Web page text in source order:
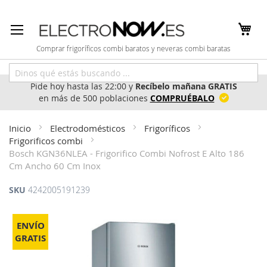
al
contenido
Comprar frigoríficos combi baratos y neveras combi baratas
Pide hoy hasta las 22:00 yRecíbelo mañana GRATIS
en más de 500 poblaciones COMPRUÉBALO
Inicio Electrodomésticos
Frigoríficos
Frigorificos combi
Bosch KGN36NLEA - Frigorifico Combi Nofrost E Alto 186
Cm Ancho 60 Cm Inox
ENVÍO
GRATIS
SKU 4242005191239
Saltar
final
de